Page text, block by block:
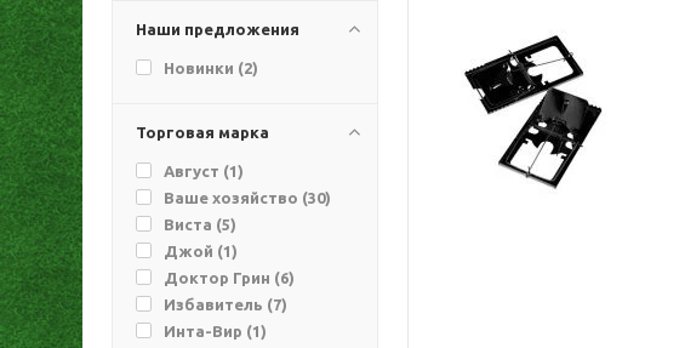
Наши предложения
Новинки (2)
Торговая марка
Август (1)
Ваше хозяйство (30)
Виста (5)
Джой (1)
Доктор Грин (6)
Избавитель (7)
Инта-Вир (1)